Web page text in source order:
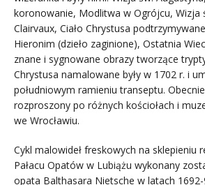
koronowanie, Modlitwa w Ogrójcu, Wizja
Clairvaux, Ciało Chrystusa
Hieronim (dzieło zaginione), Ostatnia
znane i sygnowane obrazy tworzące
Chrystusa namalowane były w 1702 r. i
południowym ramieniu transeptu.
rozproszony po różnych kościołach i
we Wrocławiu.
Cykl malowideł freskowych na sklepieniu
Pałacu Opatów w Lubiążu wykonany
opata Balthasara Nietsche w latach